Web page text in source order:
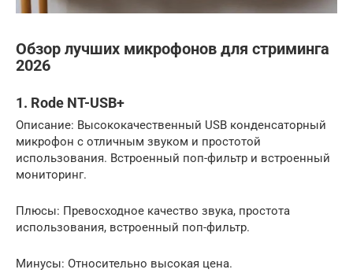
Обзор лучших микрофонов для стриминга
2026
1. Rode NT-USB+
Описание: Высококачественный USB конденсаторный
микрофон с отличным звуком и простотой
использования. Встроенный поп-фильтр и встроенный
мониторинг.
Плюсы: Превосходное качество звука, простота
использования, встроенный поп-фильтр.
Минусы: Относительно высокая цена.